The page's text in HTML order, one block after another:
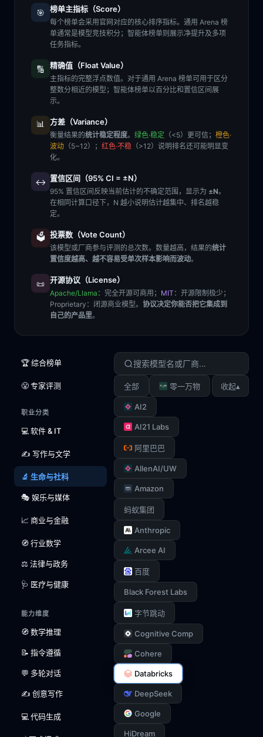
🎯 榜单主指标（Score）
每个榜单会采用官网对应的核心排序指标。通用 Arena 榜
单通常是模型竞技积分；智能体榜单则展示净提升及多项
任务指标。
🔢 精确值（Float Value）
主指标的完整浮点数值。对于通用 Arena 榜单可用于区分
整数分相近的模型；智能体榜单以百分比和置信区间展
示。
📊 方差（Variance）
衡量结果的统计稳定程度。 绿色·稳定 （<5）更可信； 橙色·
波动 （5~12）； 红色·不稳 （>12）说明排名还可能明显变
化。
↔️ 置信区间（95% CI = ±N）
95% 置信区间反映当前估计的不确定范围，显示为 ±N。
在相同计算口径下，N 越小说明估计越集中、排名越稳
定。
🗳️ 投票数（Vote Count）
该模型或厂商参与评测的总次数。数量越高，结果的统计
置信度越高、越不容易受单次样本影响而波动。
📜 开源协议（License）
Apache/Llama ：完全开源可商用； MIT ：开源限制极少；
Proprietary ：闭源商业模型。 协议决定你能否把它集成到
自己的产品里。
🏆 综合榜单
😤 专家评测
职业分类
💻 软件 & IT
✍️ 写作与文学
🔬 生命与社科
🎭 娱乐与媒体
📈 商业与金融
🧭 行业数学
⚖️ 法律与政务
🩺 医疗与健康
能力维度
🧭 数学推理
📝 指令遵循
💬 多轮对话
✍️ 创意写作
💻 代码生成
全部 零一万物
AI2
AI21 Labs
阿里巴巴
AllenAI/UW
Amazon
蚂蚁集团
Anthropic
Arcee AI
百度
Black Forest Labs
字节跳动
Cognitive Comp
Cohere
Databricks
DeepSeek
Google
HiDream
收起▴